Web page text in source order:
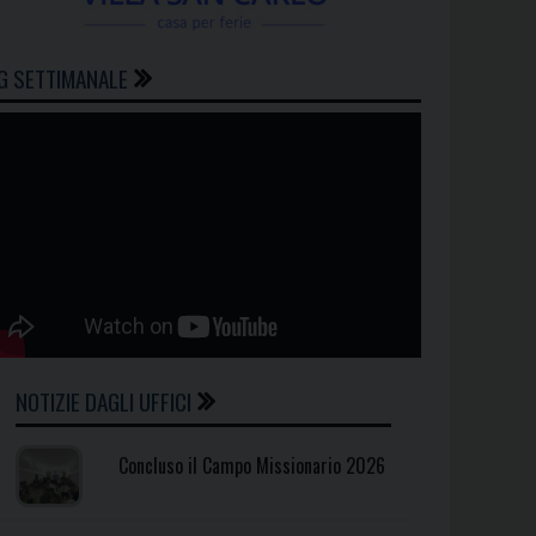
SETTIMANALE
NOTIZIE DAGLI UFFICI
Concluso il Campo Missionario 2026